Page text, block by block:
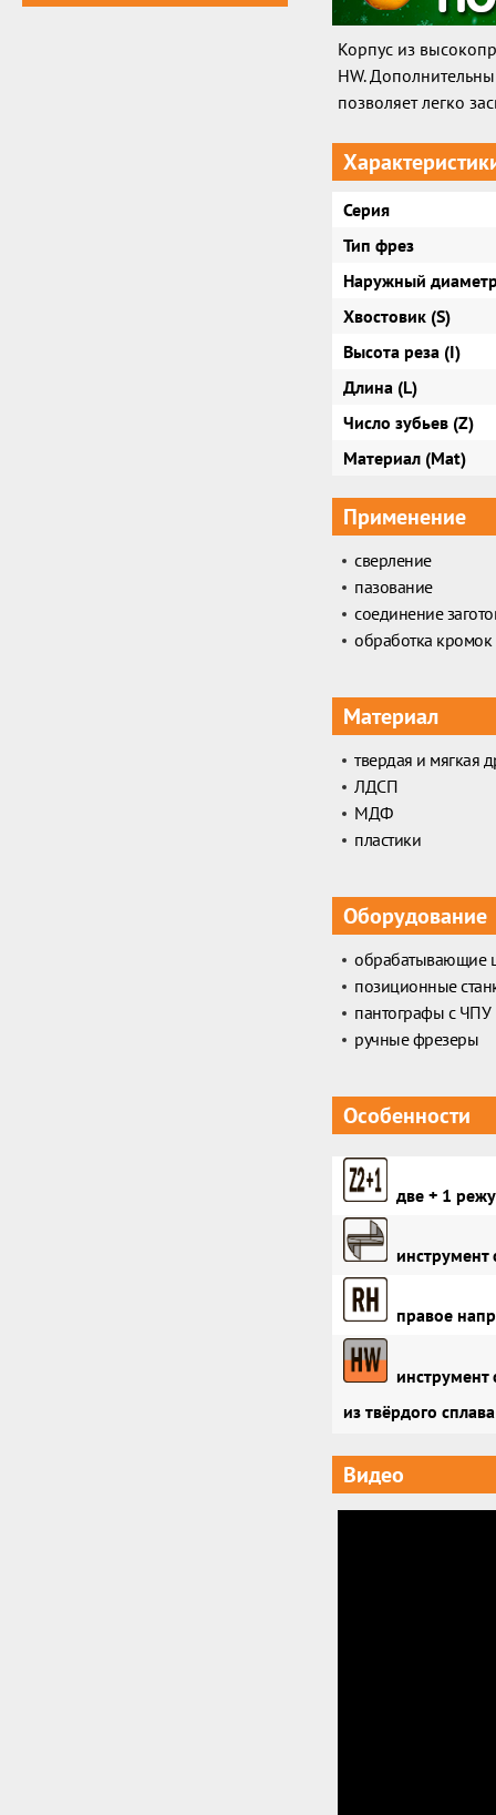
Корпус из
HW.
позволяет легко
Серия
Тип фрез
Наружный
Хвостовик (S)
Высота реза (I)
Длина (L)
Число зубьев (Z)
Материал (Mat)
Применение
сверление
пазование
соединение
обработка
Материал
твердая и мягкая
ЛДСП
МДФ
пластики
Оборудование
обрабатывающие
позиционные
пантографы с ЧПУ
ручные фрезеры
Особенности
две + 1
правое
из твёрдого сплава
Видео